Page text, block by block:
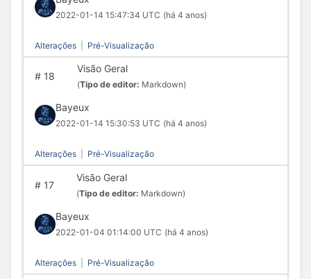
2022-01-14 15:47:34 UTC (há 4 anos)
Alterações Pré-Visualização
#18
Visão Geral
(Tipo de editor: Markdown)
Bayeux
2022-01-14 15:30:53 UTC (há 4 anos)
Alterações Pré-Visualização
#17
Visão Geral
(Tipo de editor: Markdown)
Bayeux
2022-01-04 01:14:00 UTC (há 4 anos)
Alterações Pré-Visualização